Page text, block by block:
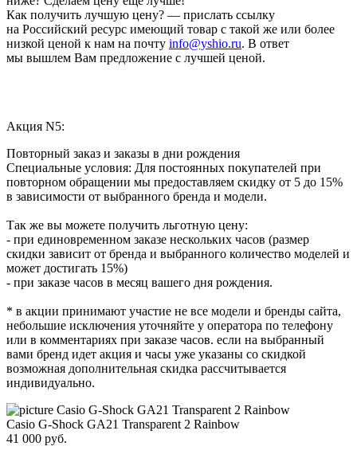
Как получить лучшую цену? — прислать ссылку
на Российский ресурс имеющий товар с такой же или более
низкой ценой к нам на почту info@yshio.ru. В ответ
мы вышлем Вам предложение с лучшей ценой.
Акция N5:
Повторный заказ и заказы в дни рождения
Специальные условия: Для постоянных покупателей при
повторном обращении мы предоставляем скидку от 5 до 15%
в зависимости от выбранного бренда и модели.
Так же вы можете получить льготную цену:
- при единовременном заказе нескольких часов (размер
скидки зависит от бренда и выбранного количество моделей и
может достигать 15%)
- при заказе часов в месяц вашего дня рождения.
* в акции принимают участие не все модели и бренды сайта,
небольшие исключения уточняйте у оператора по телефону
или в комментариях при заказе часов. если на выбранный
вами бренд идет акция и часы уже указаны со скидкой
возможная дополнительная скидка рассчитывается
индивидуально.
Casio G-Shock GA21 Transparent 2 Rainbow
41 000 руб.